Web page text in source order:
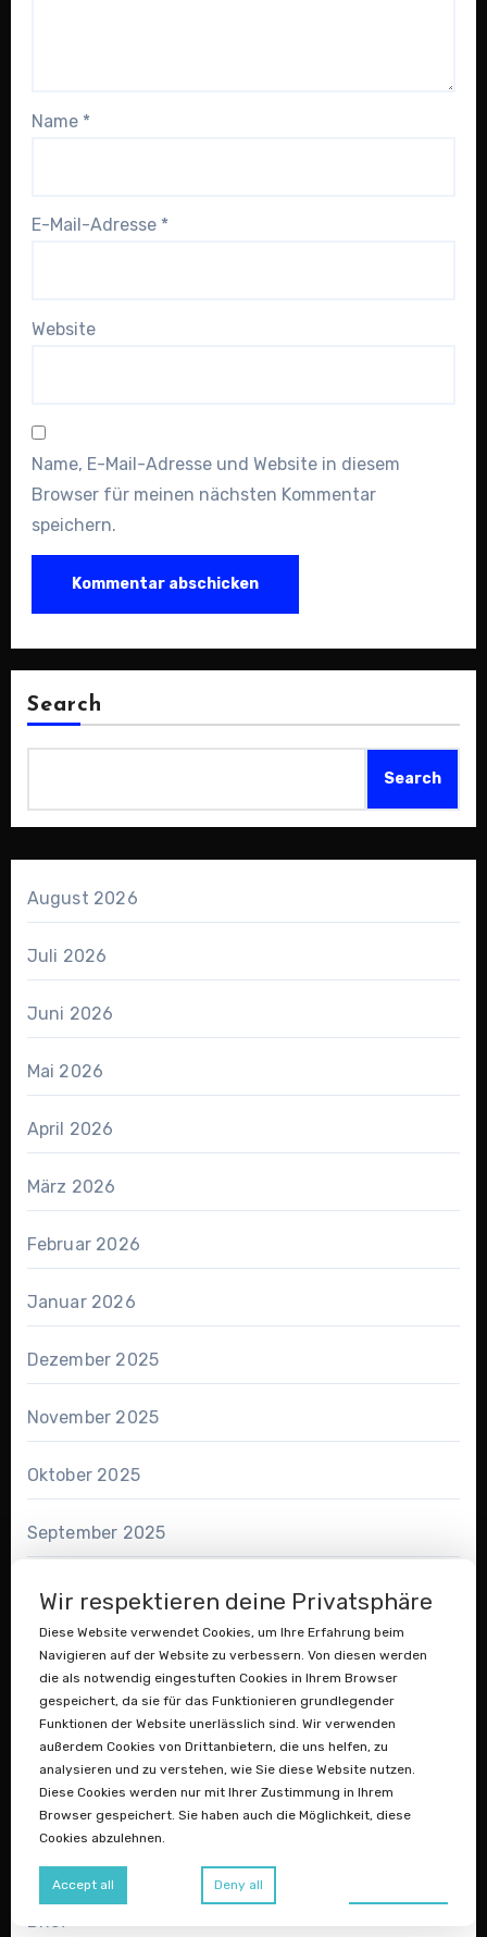
Name *
E-Mail-Adresse *
Website
Name, E-Mail-Adresse und Website in diesem
Browser für meinen nächsten Kommentar
speichern.
Search
Search
August 2026
Juli 2026
Juni 2026
Mai 2026
April 2026
März 2026
Februar 2026
Januar 2026
Dezember 2025
November 2025
Oktober 2025
September 2025
August 2025
Juli 2025
Aktien
Blockchain
Wir respektieren deine Privatsphäre
Diese Website verwendet Cookies, um Ihre Erfahrung beim
Navigieren auf der Website zu verbessern. Von diesen werden
die als notwendig eingestuften Cookies in Ihrem Browser
gespeichert, da sie für das Funktionieren grundlegender
Funktionen der Website unerlässlich sind. Wir verwenden
außerdem Cookies von Drittanbietern, die uns helfen, zu
analysieren und zu verstehen, wie Sie diese Website nutzen.
Diese Cookies werden nur mit Ihrer Zustimmung in Ihrem
Browser gespeichert. Sie haben auch die Möglichkeit, diese
Cookies abzulehnen.
Accept all Deny all